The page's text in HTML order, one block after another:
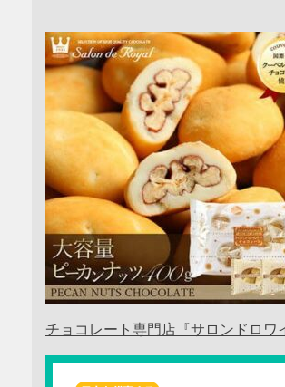
チョコレート専門店『サロンドロワ